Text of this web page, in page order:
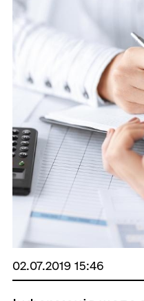
02.07.2019 15:46